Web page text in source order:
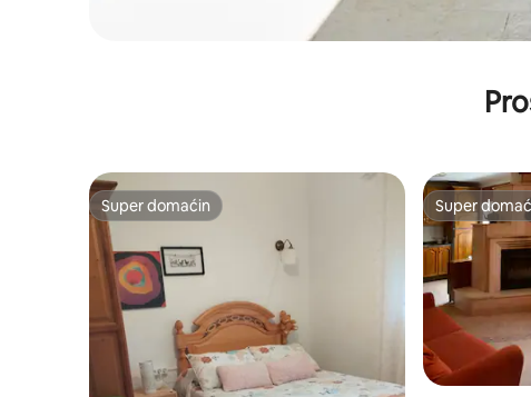
Super domaćin
Super domaćin Super
Super